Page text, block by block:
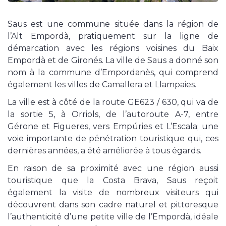
Saus est une commune située dans la région de
l’Alt Empordà, pratiquement sur la ligne de
démarcation avec les régions voisines du Baix
Empordà et de Gironés. La ville de Saus a donné son
nom à la commune d’Empordanès, qui comprend
également les villes de Camallera et Llampaies.
La ville est à côté de la route GE623 / 630, qui va de
la sortie 5, à Orriols, de l’autoroute A-7, entre
Gérone et Figueres, vers Empúries et L’Escala; une
voie importante de pénétration touristique qui, ces
dernières années, a été améliorée à tous égards.
En raison de sa proximité avec une région aussi
touristique que la Costa Brava, Saus reçoit
également la visite de nombreux visiteurs qui
découvrent dans son cadre naturel et pittoresque
l’authenticité d’une petite ville de l’Empordà, idéale